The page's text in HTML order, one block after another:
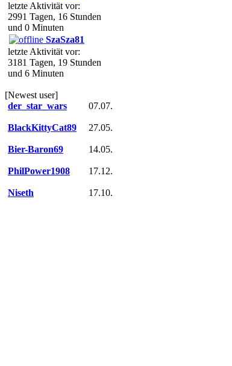
letzte Aktivität vor:
2991 Tagen, 16 Stunden
und 0 Minuten
SzaSza81
letzte Aktivität vor:
3181 Tagen, 19 Stunden
und 6 Minuten
[Newest user]
der_star_wars
07.07.
BlackKittyCat89 27.05.
Bier-Baron69 14.05.
PhilPower1908 17.12.
Niseth 17.10.